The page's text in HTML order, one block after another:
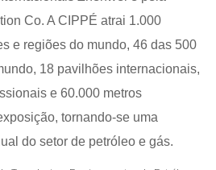
Co. A CIPPÉ atrai 1.000
e regiões do mundo, 46 ​​das 500
18 pavilhões internacionais,
e 60.000 metros
tornando-se uma
do setor de petróleo e gás.